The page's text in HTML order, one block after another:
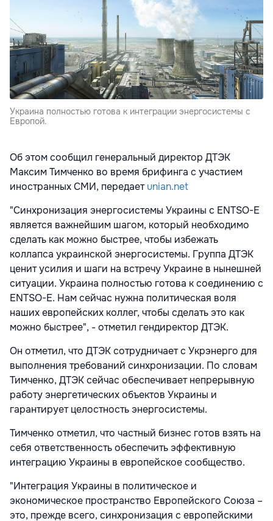
Украина полностью готова к интеграции энергосистемы с
Европой.
Об этом сообщил генеральный директор ДТЭК
Максим Тимченко во время брифинга с участием
иностранных СМИ, передаетunian.net
"Синхронизация энергосистемы Украины с ENTSO-E
является важнейшим шагом, который необходимо
сделать как можно быстрее, чтобы избежать
коллапса украинской энергосистемы. Группа ДТЭК
ценит усилия и шаги на встречу Украине в нынешней
ситуации. Украина полностью готова к соединению с
ENTSO-E. Нам сейчас нужна политическая воля
наших европейских коллег, чтобы сделать это как
можно быстрее", - отметил гендиректор ДТЭК.
Он отметил, что ДТЭК сотрудничает с Укрэнерго для
выполнения требований синхронизации. По словам
Тимченко, ДТЭК сейчас обеспечивает непрерывную
работу энергетических объектов Украины и
гарантирует целостность энергосистемы.
Тимченко отметил, что частный бизнес готов взять на
себя ответственность обеспечить эффективную
интеграцию Украины в европейское сообщество.
"Интеграция Украины в политическое и
экономическое пространство Европейского Союза –
это, прежде всего, синхронизация с европейскими